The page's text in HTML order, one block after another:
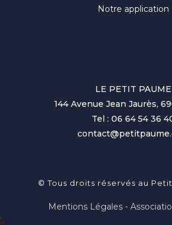
Notre application
LE PETIT PAUME
144 Avenue Jean Jaurès,
Tel : 06 64 54 36
© Tous droits réservés au
Mentions Légales -